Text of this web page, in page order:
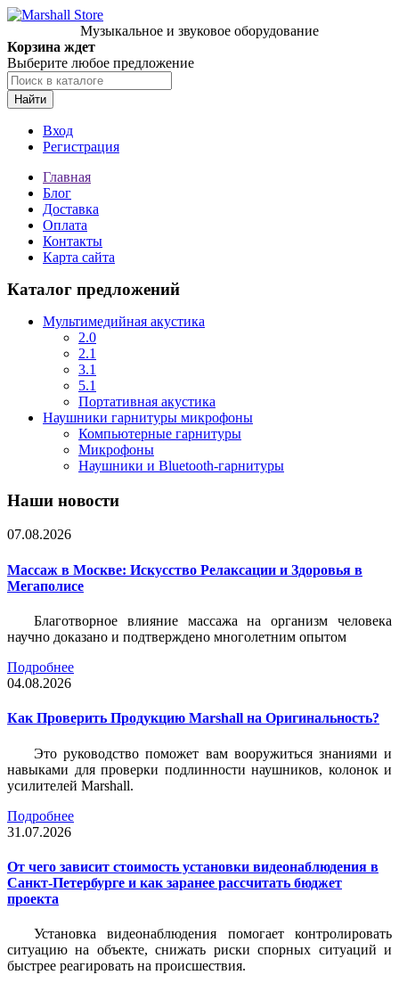
Музыкальное и звуковое оборудование
Корзина ждет
Выберите любое предложение
Найти
Вход
Регистрация
Главная
Блог
Доставка
Оплата
Контакты
Карта сайта
Каталог предложений
Мультимедийная акустика
2.0
2.1
3.1
5.1
Портативная акустика
Наушники гарнитуры микрофоны
Компьютерные гарнитуры
Микрофоны
Наушники и Bluetooth-гарнитуры
Наши новости
07.08.2026
Массаж в Москве: Искусство Релаксации и Здоровья в
Мегаполисе
Благотворное влияние массажа на организм человека
научно доказано и подтверждено многолетним опытом
Подробнее
04.08.2026
Как Проверить Продукцию Marshall на Оригинальность?
Это руководство поможет вам вооружиться знаниями и
навыками для проверки подлинности наушников, колонок и
усилителей Marshall.
Подробнее
31.07.2026
От чего зависит стоимость установки видеонаблюдения в
Санкт-Петербурге и как заранее рассчитать бюджет
проекта
Установка видеонаблюдения помогает контролировать
ситуацию на объекте, снижать риски спорных ситуаций и
быстрее реагировать на происшествия.